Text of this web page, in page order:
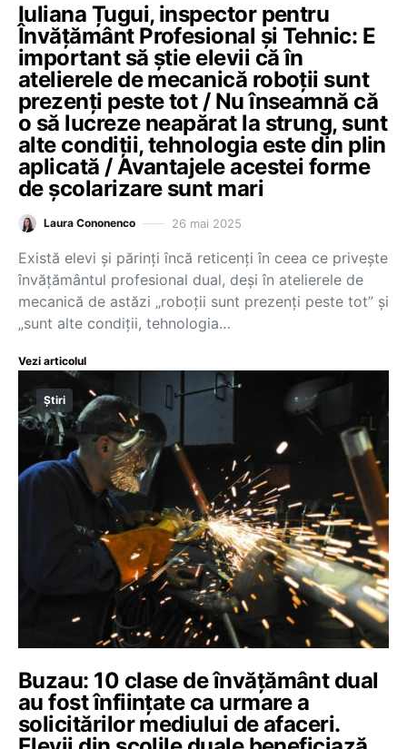
Iuliana Țugui, inspector pentru
Învățământ Profesional și Tehnic: E
important să știe elevii că în
atelierele de mecanică roboții sunt
prezenți peste tot / Nu înseamnă că
o să lucreze neapărat la strung, sunt
alte condiţii, tehnologia este din plin
aplicată / Avantajele acestei forme
de școlarizare sunt mari
Laura Cononenco 26 mai 2025
Există elevi și părinți încă reticenți în ceea ce privește
învățământul profesional dual, deși în atelierele de
mecanică de astăzi „roboții sunt prezenți peste tot” și
„sunt alte condiții, tehnologia…
Vezi articolul
Știri
Buzau: 10 clase de învățământ dual
au fost înființate ca urmare a
solicitărilor mediului de afaceri.